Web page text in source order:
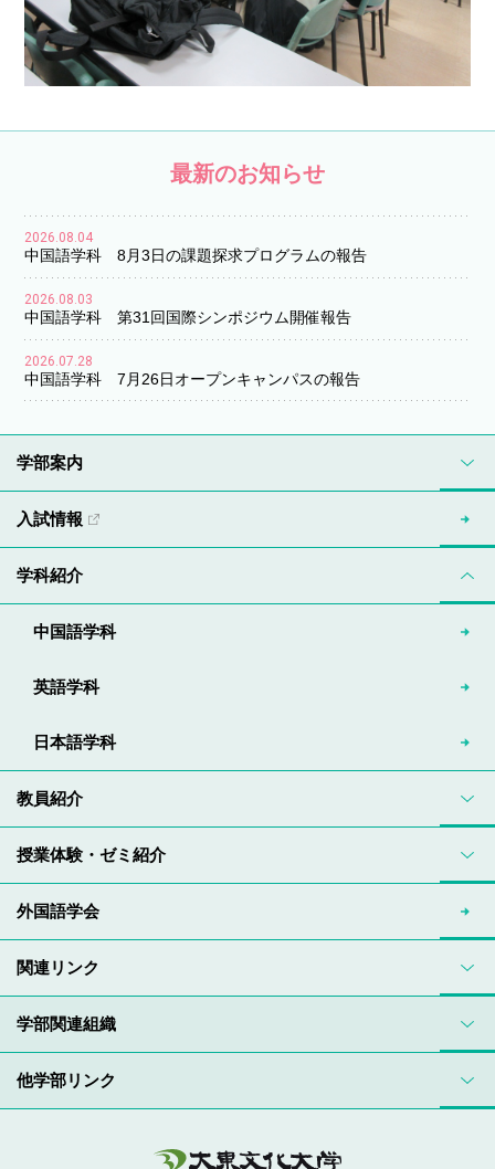
最新のお知らせ
2026.08.04
中国語学科 8月3日の課題探求プログラムの報告
2026.08.03
中国語学科 第31回国際シンポジウム開催報告
2026.07.28
中国語学科 7月26日オープンキャンパスの報告
学部関連組織
他学部リンク
学部案内
入試情報
学科紹介
中国語学科
英語学科
日本語学科
教員紹介
授業体験・ゼミ紹介
外国語学会
関連リンク